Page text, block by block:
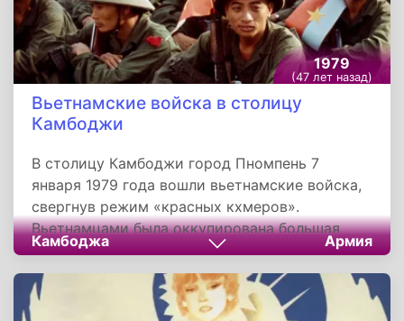
1979
(47 лет назад)
Вьетнамские войска в столицу
Камбоджи
В столицу Камбоджи город Пномпень 7
января 1979 года вошли вьетнамские войска,
свергнув режим «красных кхмеров».
Вьетнамцами была оккупирована большая
часть страны. Несмотря на это, большая часть
населения вздохнула с облегчением, так как,
событие положило конец репрессиям и
Камбоджа Армия